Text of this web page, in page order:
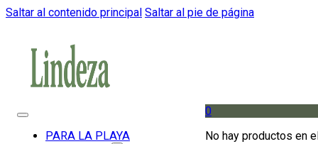
Saltar al contenido principal Saltar al pie de página
PARA LA PLAYA
0
No hay productos en